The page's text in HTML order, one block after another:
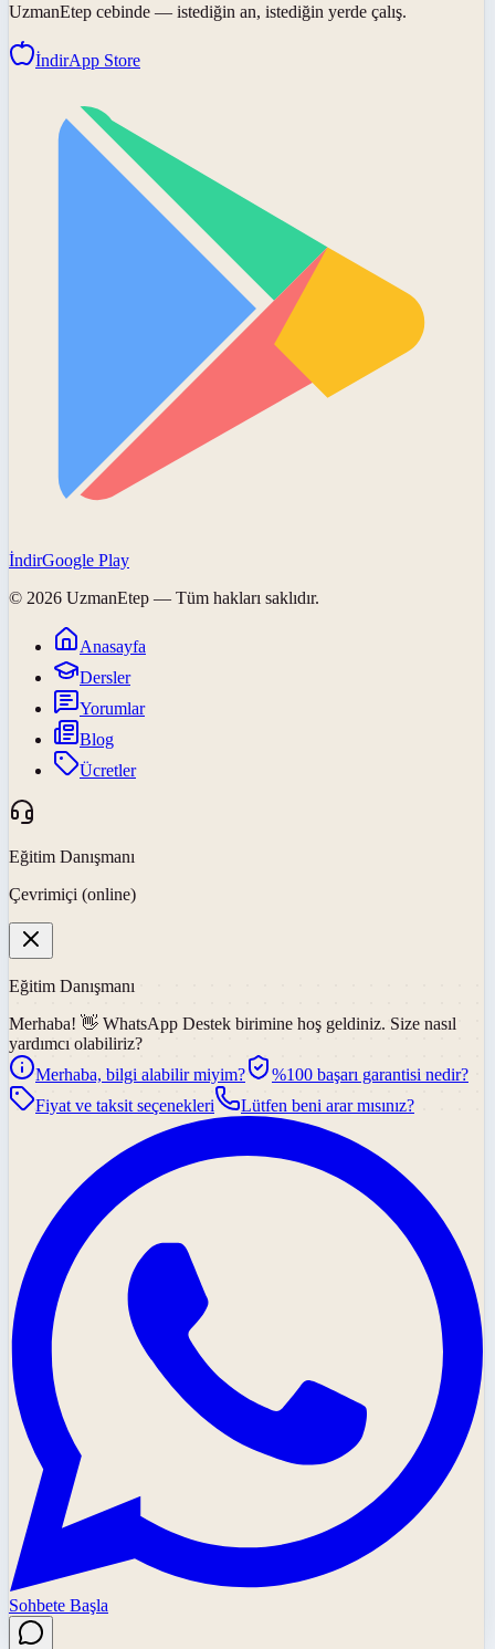
UzmanEtep cebinde — istediğin an, istediğin yerde çalış.
İndirApp Store
İndirGoogle Play
© 2026 UzmanEtep — Tüm hakları saklıdır.
Anasayfa
Dersler
Yorumlar
Blog
Ücretler
Eğitim Danışmanı
Çevrimiçi (online)
Eğitim Danışmanı
Merhaba! 👋 WhatsApp Destek birimine hoş geldiniz. Size nasıl
yardımcı olabiliriz?
Merhaba, bilgi alabilir miyim?
%100 başarı garantisi nedir?
Fiyat ve taksit seçenekleri
Lütfen beni arar mısınız?
Sohbete Başla